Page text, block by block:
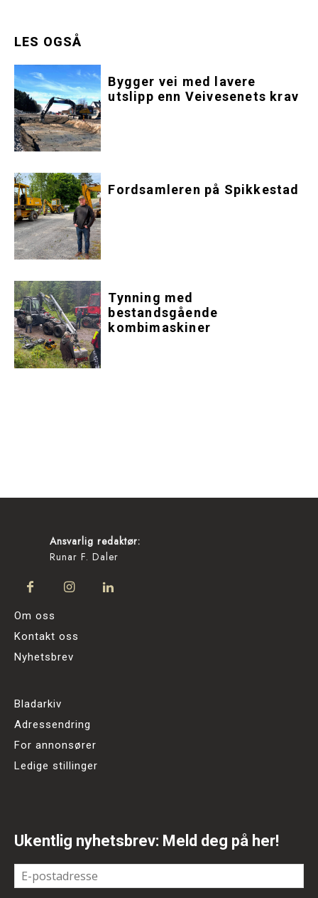
LES OGSÅ
Bygger vei med lavere
utslipp enn Veivesenets krav
Fordsamleren på Spikkestad
Tynning med
bestandsgående
kombimaskiner
Ansvarlig redaktør:
Runar F. Daler
Om oss
Kontakt oss
Nyhetsbrev
Bladarkiv
Adressendring
For annonsører
Ledige stillinger
Ukentlig nyhetsbrev: Meld deg på her!